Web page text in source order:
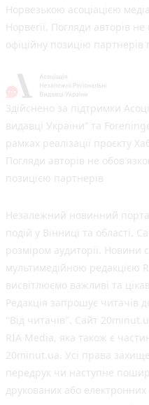
Норвезькою асоціацією
Норвегії. Погляди авторів
офіційну позицію партнерів
Здійснено за підтримки
видавці України” та
рамках реалізації проєкту
Погляди авторів не
позицією партнерів
Незалежний новинний
подій у Вінниці та області.
розміром аудиторії. Новини
мультимедійною редакцією
висвітлюємо важливі та
Редакція запрошує читачів
"Від читачів". Сайт
RIA Media, яка також є
20minut.ua. Усі права
передрук чи наступне
друкованих або електронних